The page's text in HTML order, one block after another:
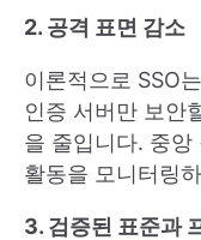
2. 공격 표면 감소
이론적으로 SSO
인증 서버만 보안
을 줄입니다. 중앙
활동을 모니터링
3. 검증된 표준과